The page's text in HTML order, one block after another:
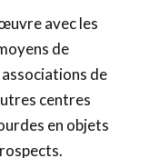
avec les
de
de
centres
en objets